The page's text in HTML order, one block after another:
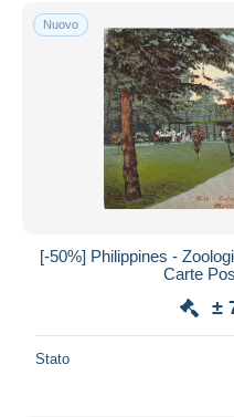
Spedizione gratuita
Metodi di pagamento
PayPal
Bonifico
Visa
Mastercard
Bancontact
Maestro
Residenza del venditore
Nuovo
[-50%] Philippines -
Carte
±
Stato